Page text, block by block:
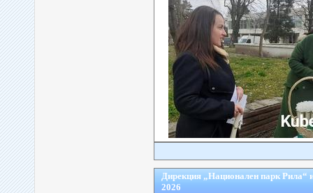
Дирекция „Национален парк Рила“
2026